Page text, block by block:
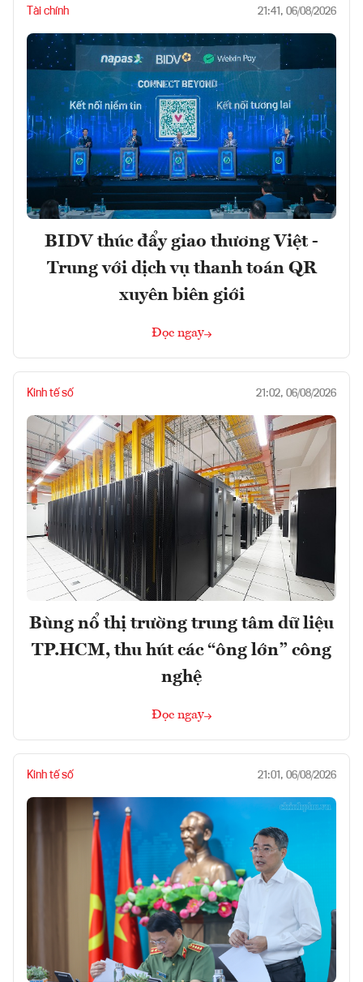
Tài chính 21:41, 06/08/2026
BIDV thúc đẩy giao thương Việt -
Trung với dịch vụ thanh toán QR
xuyên biên giới
Đọc ngay
Kinh tế số 21:02, 06/08/2026
Bùng nổ thị trường trung tâm dữ liệu
TP.HCM, thu hút các “ông lớn” công
nghệ
Đọc ngay
Kinh tế số 21:01, 06/08/2026